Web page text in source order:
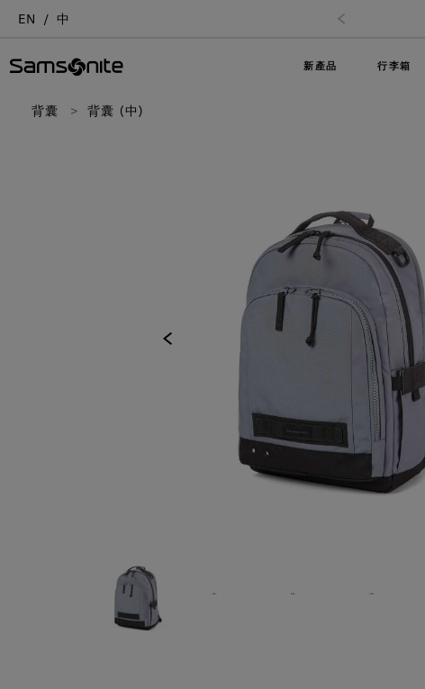
EN 中
新產品 行李箱
背囊 背囊 (中)